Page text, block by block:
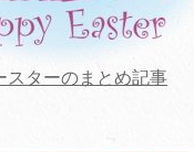
スターのまとめ記事